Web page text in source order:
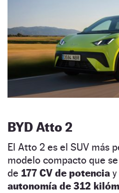
BYD Atto 2
El Atto 2 es el SUV más
modelo compacto que
de 177 CV de potencia
autonomía de 312